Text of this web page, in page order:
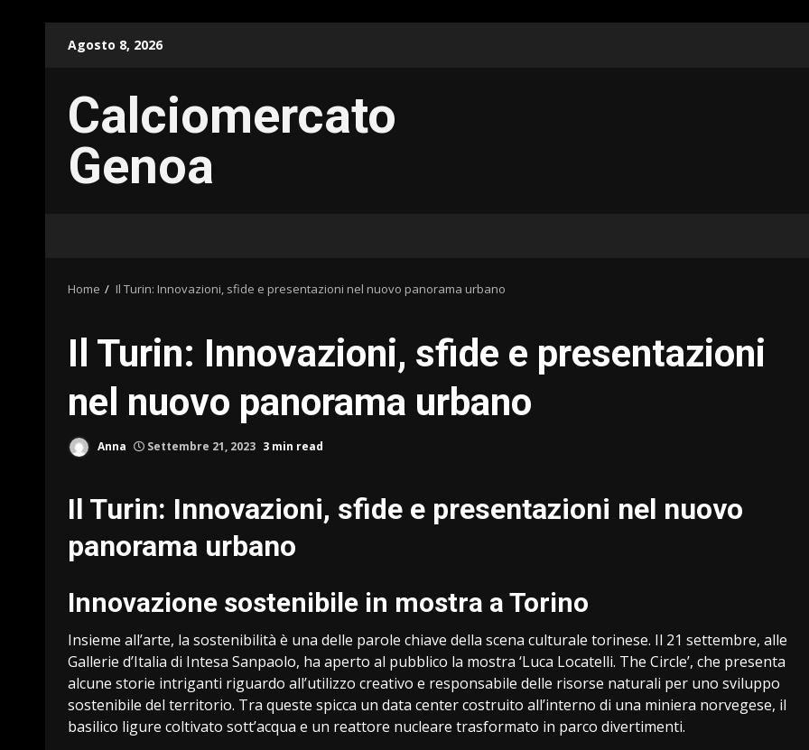
Agosto 8, 2026
Calciomercato
Genoa
Home Il Turin: Innovazioni, sfide e presentazioni nel nuovo panorama urbano
Il Turin: Innovazioni, sfide e presentazioni
nel nuovo panorama urbano
Anna Settembre 21, 2023 3 min read
Il Turin: Innovazioni, sfide e presentazioni nel nuovo
panorama urbano
Innovazione sostenibile in mostra a Torino
Insieme all’arte, la sostenibilità è una delle parole chiave della scena culturale torinese. Il 21 settembre, alle
Gallerie d’Italia di Intesa Sanpaolo, ha aperto al pubblico la mostra ‘Luca Locatelli. The Circle’, che presenta
alcune storie intriganti riguardo all’utilizzo creativo e responsabile delle risorse naturali per uno sviluppo
sostenibile del territorio. Tra queste spicca un data center costruito all’interno di una miniera norvegese, il
basilico ligure coltivato sott’acqua e un reattore nucleare trasformato in parco divertimenti.